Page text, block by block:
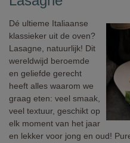
Dé ultieme Italiaanse
klassieker uit de oven?
Lasagne, natuurlijk! Dit
wereldwijd beroemde
en geliefde gerecht
heeft alles waarom we
graag eten: veel smaak,
veel textuur, geschikt op
elk moment van het jaar
en lekker voor jong en oud!